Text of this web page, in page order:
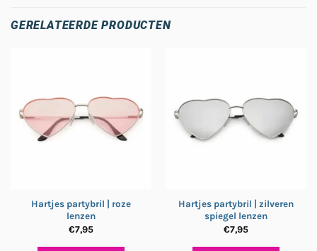
GERELATEERDE PRODUCTEN
Hartjes partybril | roze
lenzen
€7,95
Hartjes partybril | zilveren
spiegel lenzen
€7,95